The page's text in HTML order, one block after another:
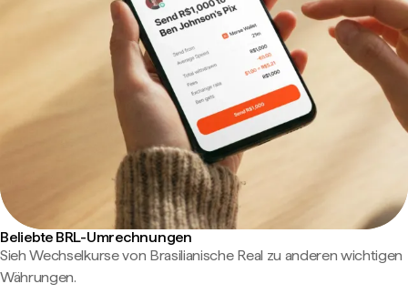
Beliebte BRL-Umrechnungen
Sieh Wechselkurse von Brasilianische Real zu anderen wichtigen
Währungen.